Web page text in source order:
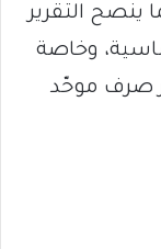
ينصح التقرير
وخاصة
صرف موحّد